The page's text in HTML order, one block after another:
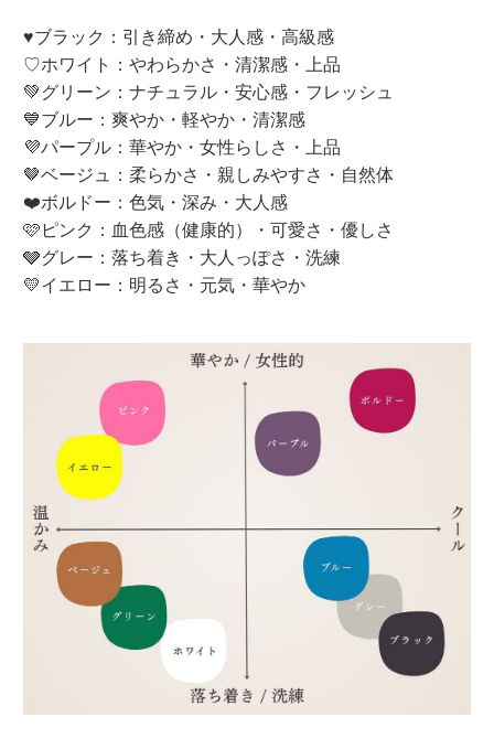
♥ブラック：引き締め・大人感・高級感
♡ホワイト：やわらかさ・清潔感・上品
💚グリーン：ナチュラル・安心感・フレッシュ
💙ブルー：爽やか・軽やか・清潔感
💜パープル：華やか・女性らしさ・上品
🤎ベージュ：柔らかさ・親しみやすさ・自然体
❤️ボルドー：色気・深み・大人感
🩷ピンク：血色感（健康的）・可愛さ・優しさ
🩶グレー：落ち着き・大人っぽさ・洗練
💛イエロー：明るさ・元気・華やか